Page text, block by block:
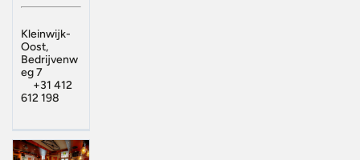
Kleinwijk-
Oost,
Bedrijvenw
eg 7
+31 412
612 198